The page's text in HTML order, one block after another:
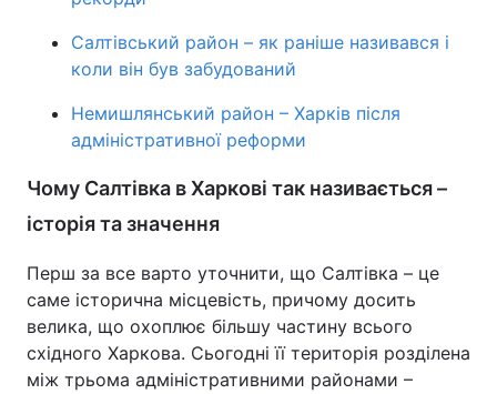
Салтівський район – як раніше називався і
коли він був забудований
Немишлянський район – Харків після
адміністративної реформи
Чому Салтівка в Харкові так називається –
історія та значення
Перш за все варто уточнити, що Салтівка – це
саме історична місцевість, причому досить
велика, що охоплює більшу частину всього
східного Харкова. Сьогодні її територія розділена
між трьома адміністративними районами –